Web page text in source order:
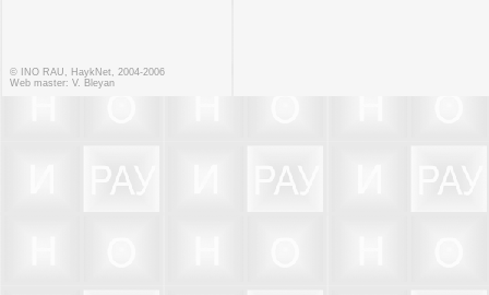
© INO RAU, HaykNet, 2004-2006
Web master: V. Bleyan